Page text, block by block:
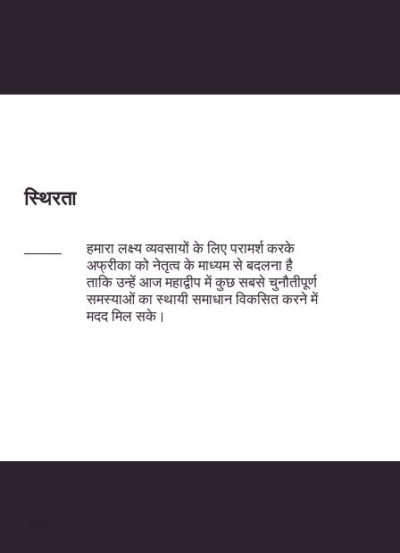
स्थिरता
हमारा लक्ष्य व्यवसायों के लिए परामर्श करके
अफ्रीका को नेतृत्व के माध्यम से बदलना है
ताकि उन्हें आज महाद्वीप में कुछ सबसे चुनौतीपूर्ण
समस्याओं का स्थायी समाधान विकसित करने में
मदद मिल सके।